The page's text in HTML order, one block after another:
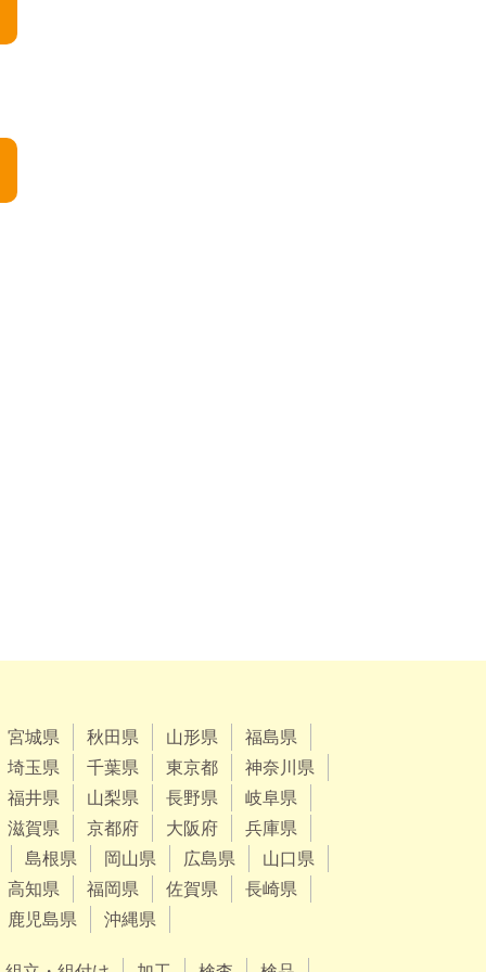
宮城県 秋田県 山形県
福島県
埼玉県
千葉県 東京都
神奈川県
福井県
山梨県 長野県
岐阜県
滋賀県
京都府 大阪府
兵庫県
島根県
岡山県 広島県
山口県
高知県
福岡県 佐賀県
長崎県
鹿児島県
沖縄県